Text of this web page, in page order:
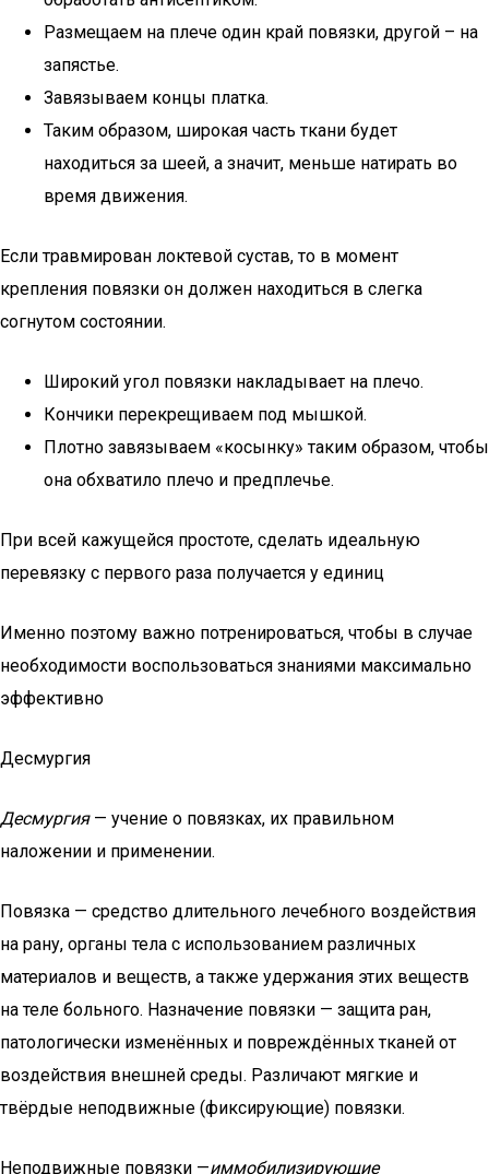
Размещаем на плече один край повязки, другой – на
запястье.
Завязываем концы платка.
Таким образом, широкая часть ткани будет
находиться за шеей, а значит, меньше натирать во
время движения.
Если травмирован локтевой сустав, то в момент
крепления повязки он должен находиться в слегка
согнутом состоянии.
Широкий угол повязки накладывает на плечо.
Кончики перекрещиваем под мышкой.
Плотно завязываем «косынку» таким образом, чтобы
она обхватило плечо и предплечье.
При всей кажущейся простоте, сделать идеальную
перевязку с первого раза получается у единиц
Именно поэтому важно потренироваться, чтобы в случае
необходимости воспользоваться знаниями максимально
эффективно
Десмургия
Десмургия — учение о повязках, их правильном
наложении и применении.
Повязка — средство длительного лечебного воздействия
на рану, органы тела с использованием различных
материалов и веществ, а также удержания этих веществ
на теле больного. Назначение повязки — защита ран,
патологически изменённых и повреждённых тканей от
воздействия внешней среды. Различают мягкие и
твёрдые неподвижные (фиксирующие) повязки.
Неподвижные повязки —иммобилизирующие